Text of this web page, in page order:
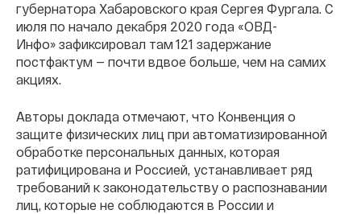
губернатора Хабаровского края Сергея Фургала. С
июля по начало декабря 2020 года «ОВД-
Инфо» зафиксировал там 121 задержание
постфактум — почти вдвое больше, чем на самих
акциях.
Авторы доклада отмечают, что Конвенция о
защите физических лиц при автоматизированной
обработке персональных данных, которая
ратифицирована и Россией, устанавливает ряд
требований к законодательству о распознавании
лиц, которые не соблюдаются в России и